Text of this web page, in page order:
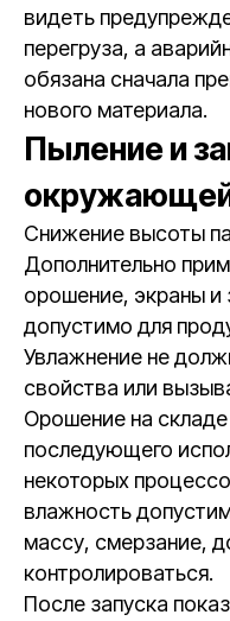
видеть
перегруза, а
обязана сначала
нового материала.
Пыление и
Снижение высоты
Дополнительно
орошение, экраны и
допустимо для
Увлажнение не
свойства или
Орошение на
последующего
некоторых
влажность
массу, смерзание,
контролироваться.
После запуска